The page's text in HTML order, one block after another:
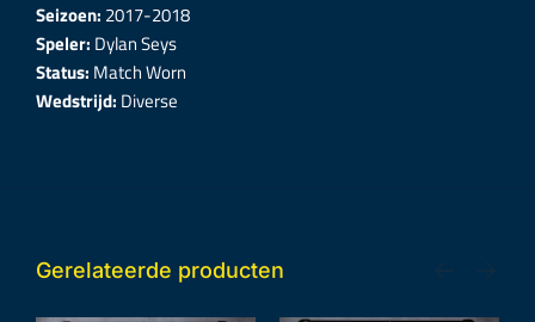
Seizoen: 2017-2018
Speler: Dylan Seys
Status: Match Worn
Wedstrijd: Diverse
Gerelateerde producten